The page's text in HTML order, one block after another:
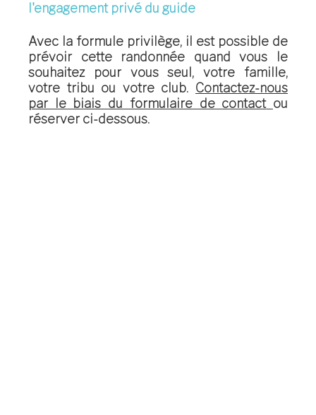
l'engagement privé du guide
Avec la formule privilège, il est possible de
prévoir cette randonnée quand vous le
souhaitez pour vous seul, votre famille,
votre tribu ou votre club. Contactez-nous
par le biais du formulaire de contact ou
réserver ci-dessous.